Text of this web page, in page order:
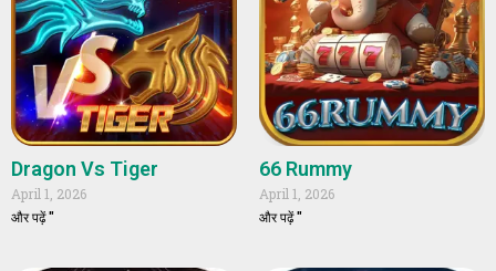
Dragon Vs Tiger
April 1, 2026
और पढ़ें "
66 Rummy
April 1, 2026
और पढ़ें "